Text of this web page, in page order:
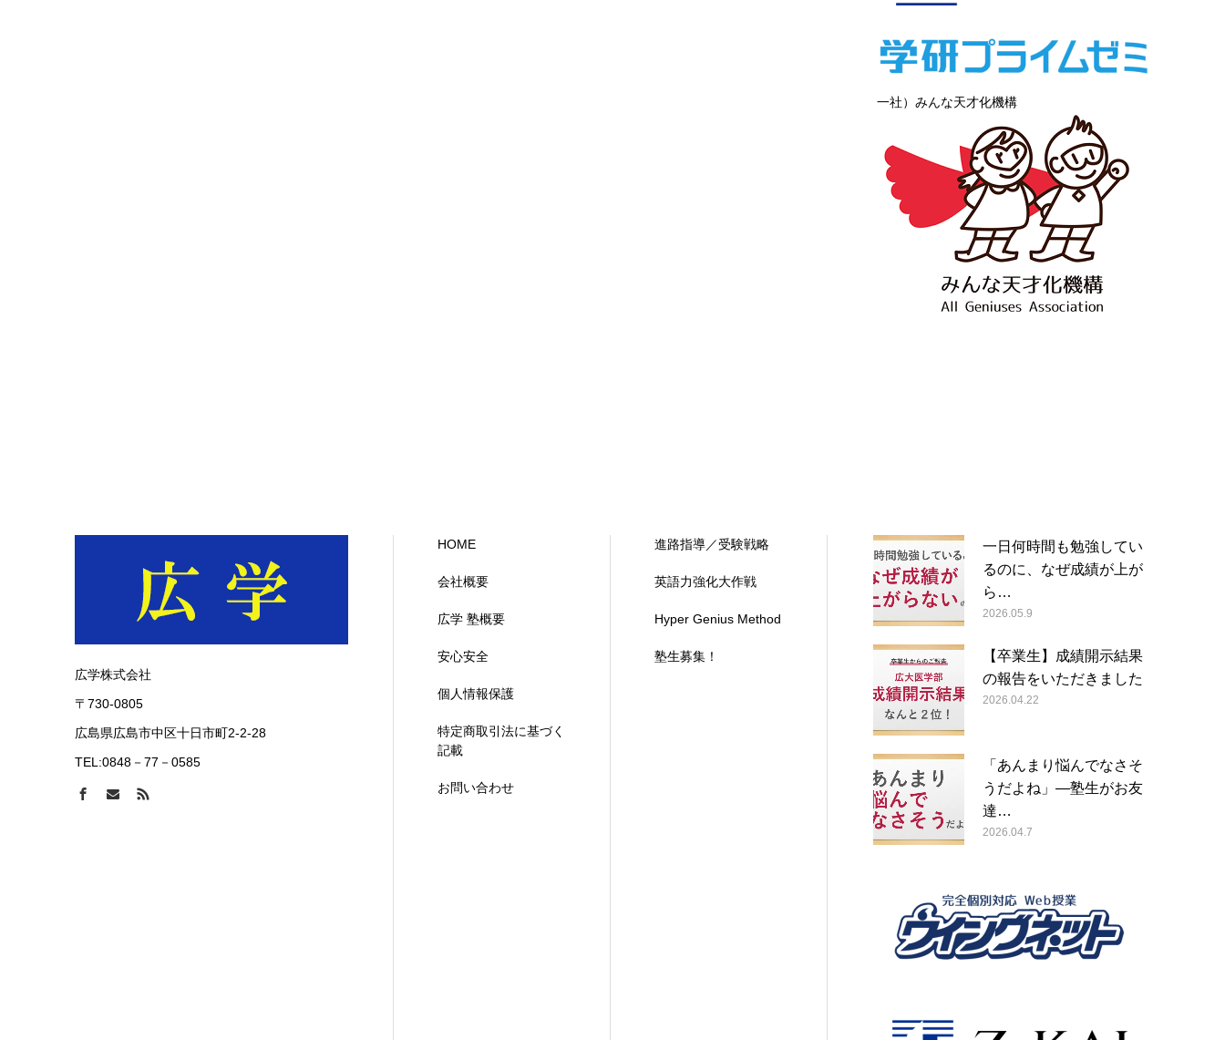
一社）みんな天才化機構
広学株式会社
〒730-0805
広島県広島市中区十日市町2-2-28
TEL:0848－77－0585
HOME
会社概要
広学 塾概要
安心安全
個人情報保護
特定商取引法に基づく
記載
お問い合わせ
進路指導／受験戦略
英語力強化大作戦
Hyper Genius Method
塾生募集！
一日何時間も勉強してい
るのに、なぜ成績が上が
ら…
2026.05.9
【卒業生】成績開示結果
の報告をいただきました
2026.04.22
「あんまり悩んでなさそ
うだよね」―塾生がお友
達…
2026.04.7